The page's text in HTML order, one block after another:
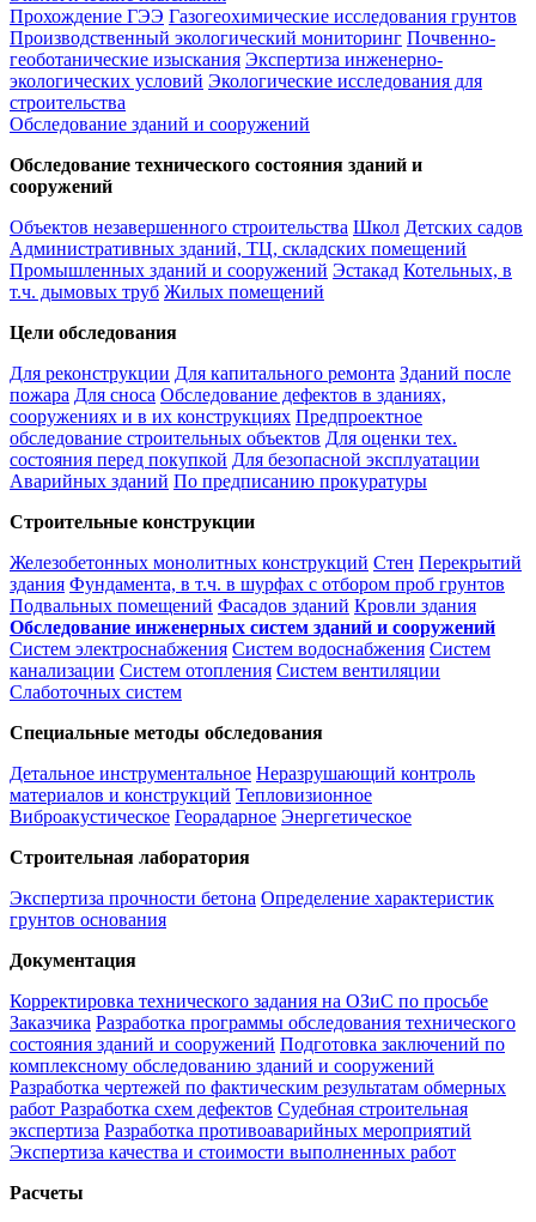
Прохождение ГЭЭ Газогеохимические исследования грунтов
Производственный экологический мониторинг Почвенно-
геоботанические изыскания Экспертиза инженерно-
экологических условий Экологические исследования для
строительства
Обследование зданий и сооружений
Обследование технического состояния зданий и
сооружений
Объектов незавершенного строительства Школ Детских садов
Административных зданий, ТЦ, складских помещений
Промышленных зданий и сооружений Эстакад Котельных, в
т.ч. дымовых труб Жилых помещений
Цели обследования
Для реконструкции Для капитального ремонта Зданий после
пожара Для сноса Обследование дефектов в зданиях,
сооружениях и в их конструкциях Предпроектное
обследование строительных объектов Для оценки тех.
состояния перед покупкой Для безопасной эксплуатации
Аварийных зданий По предписанию прокуратуры
Строительные конструкции
Железобетонных монолитных конструкций Стен Перекрытий
здания Фундамента, в т.ч. в шурфах с отбором проб грунтов
Подвальных помещений Фасадов зданий Кровли здания
Обследование инженерных систем зданий и сооружений
Систем электроснабжения Систем водоснабжения Систем
канализации Систем отопления Систем вентиляции
Слаботочных систем
Специальные методы обследования
Детальное инструментальное Неразрушающий контроль
материалов и конструкций Тепловизионное
Виброакустическое Георадарное Энергетическое
Строительная лаборатория
Экспертиза прочности бетона Определение характеристик
грунтов основания
Документация
Корректировка технического задания на ОЗиС по просьбе
Заказчика Разработка программы обследования технического
состояния зданий и сооружений Подготовка заключений по
комплексному обследованию зданий и сооружений
Разработка чертежей по фактическим результатам обмерных
работ Разработка схем дефектов Судебная строительная
экспертиза Разработка противоаварийных мероприятий
Экспертиза качества и стоимости выполненных работ
Расчеты